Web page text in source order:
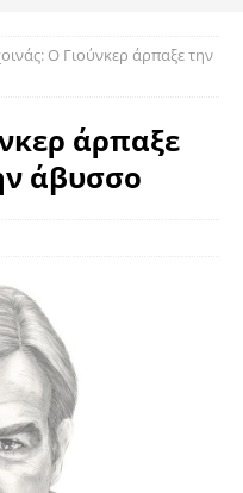
Ο Γιούνκερ άρπαξε την
άρπαξε
άβυσσο